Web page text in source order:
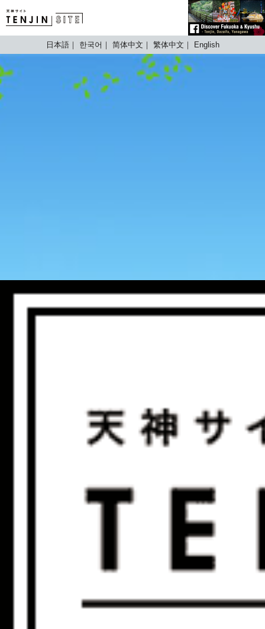
TENJIN SITE
日本語 한국어 简体中文 繁体中文 English